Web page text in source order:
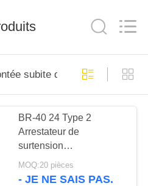
de
de
subite de picovolte
BR-40 24 Type 2
Arrestateur de
surtension
photovoltaïque 36V
Protection et garantie de
MOQ:20 pièces
- JE NE SAIS PAS.